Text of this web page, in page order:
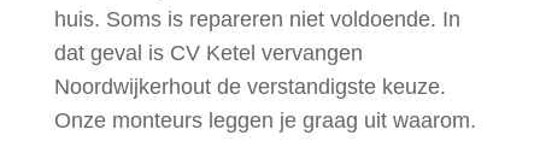
huis. Soms is repareren niet voldoende. In
dat geval is CV Ketel vervangen
Noordwijkerhout de verstandigste keuze.
Onze monteurs leggen je graag uit waarom.